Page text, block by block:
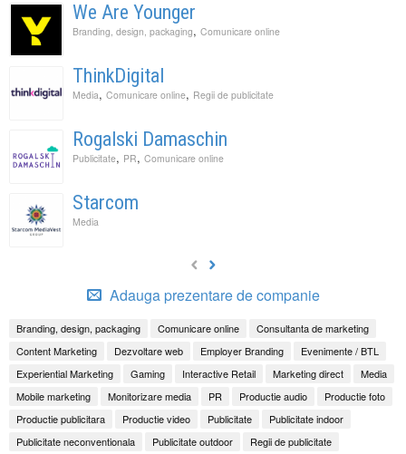
We Are Younger
Branding, design, packaging, Comunicare online
ThinkDigital
Media, Comunicare online, Regii de publicitate
Rogalski Damaschin
Publicitate, PR, Comunicare online
Starcom
Media
Adauga prezentare de companie
Branding, design, packaging Comunicare online
Consultanta de marketing
Content Marketing
Dezvoltare web Employer Branding
Evenimente / BTL
Experiential Marketing
Gaming Interactive Retail Marketing direct
Media
Mobile marketing
Monitorizare media PR Productie audio
Productie foto
Productie publicitara
Productie video Publicitate
Publicitate indoor
Publicitate neconventionala
Publicitate outdoor Regii de publicitate